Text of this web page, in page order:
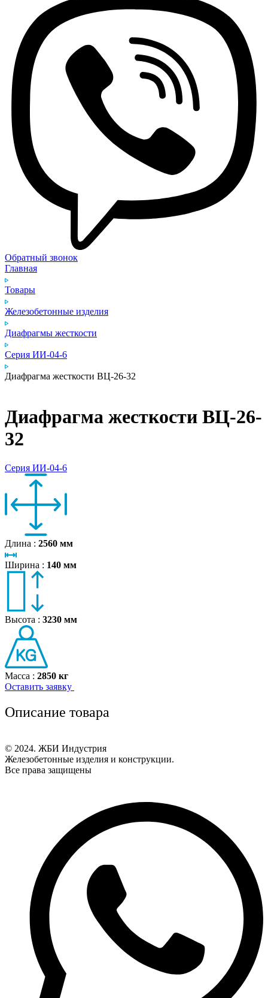
Обратный звонок
Главная
Товары
Железобетонные изделия
Диафрагмы жесткости
Серия ИИ-04-6
Диафрагма жесткости ВЦ-26-32
Диафрагма жесткости ВЦ-26-
32
Серия ИИ-04-6
Длина : 2560 мм
Ширина : 140 мм
Высота : 3230 мм
Масса : 2850 кг
Оставить заявку
Описание товара
© 2024. ЖБИ Индустрия
Железобетонные изделия и конструкции.
Все права защищены